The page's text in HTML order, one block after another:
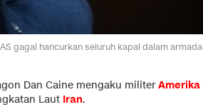
gagal hancurkan seluruh kapal dalam armada
Dan Caine mengaku militerAmerika
Laut Iran.